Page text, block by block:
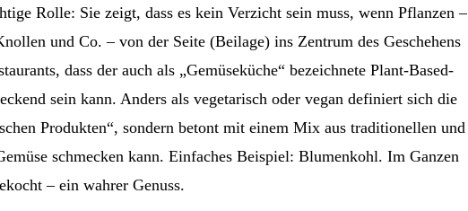
Rolle: Sie zeigt, dass es kein Verzicht sein muss, wenn Pflanzen –
und Co. – von der Seite (Beilage) ins Zentrum des Geschehens
dass der auch als „Gemüseküche“ bezeichnete Plant-Based-
sein kann. Anders als vegetarisch oder vegan definiert sich die
Produkten“, sondern betont mit einem Mix aus traditionellen und
schmecken kann. Einfaches Beispiel: Blumenkohl. Im Ganzen
– ein wahrer Genuss.